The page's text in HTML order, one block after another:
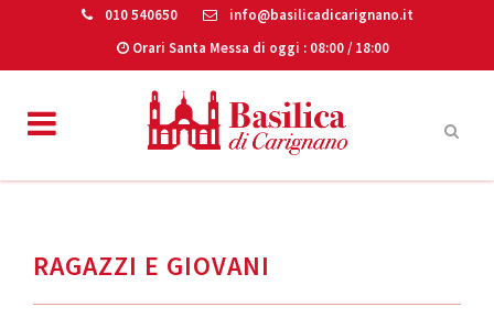
010 540650
info@basilicadicarignano.it
Orari Santa Messa di oggi : 08:00 / 18:00
RAGAZZI E GIOVANI